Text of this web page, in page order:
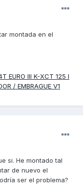
montada en el
si. He montado tal
de nuevo el
ser el problema?